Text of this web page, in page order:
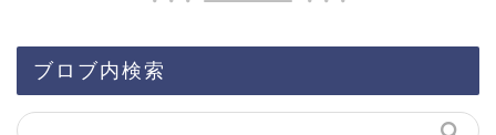
ブロブ内検索